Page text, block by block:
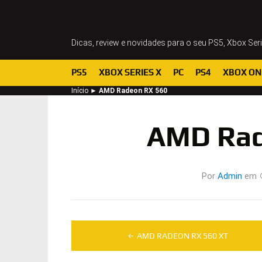
Dicas, review e novidades para o seu PS5, Xbox
PS5 XBOX SERIES X PC PS4 XBOX
Início ► AMD Radeon RX 560
AMD
Por Admin em
Navegação
de
AMD RADEON RX 560 XT